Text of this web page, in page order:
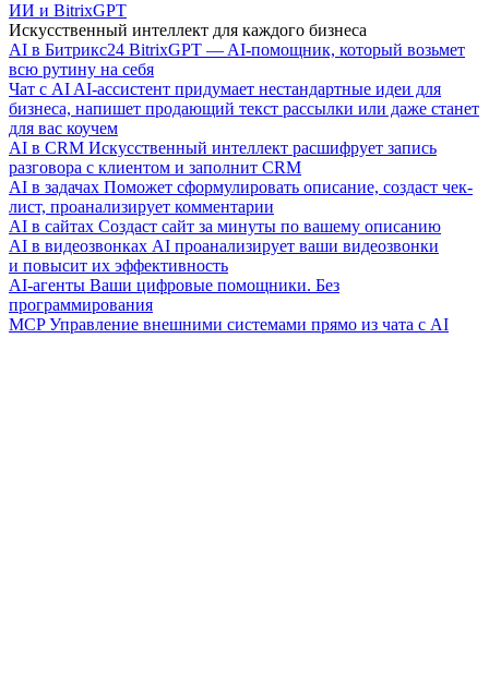
ИИ и BitrixGPT
Искусственный интеллект для каждого бизнеса
AI в Битрикс24 BitrixGPT — AI-помощник, который возьмет
всю рутину на себя
Чат с AI AI-ассистент придумает нестандартные идеи для
бизнеса, напишет продающий текст рассылки или даже станет
для вас коучем
AI в CRM Искусственный интеллект расшифрует запись
разговора с клиентом и заполнит CRM
AI в задачах Поможет сформулировать описание, создаст чек-
лист, проанализирует комментарии
AI в сайтах Создаст сайт за минуты по вашему описанию
AI в видеозвонках AI проанализирует ваши видеозвонки
и повысит их эффективность
AI-агенты Ваши цифровые помощники. Без
программирования
MCP Управление внешними системами прямо из чата с AI